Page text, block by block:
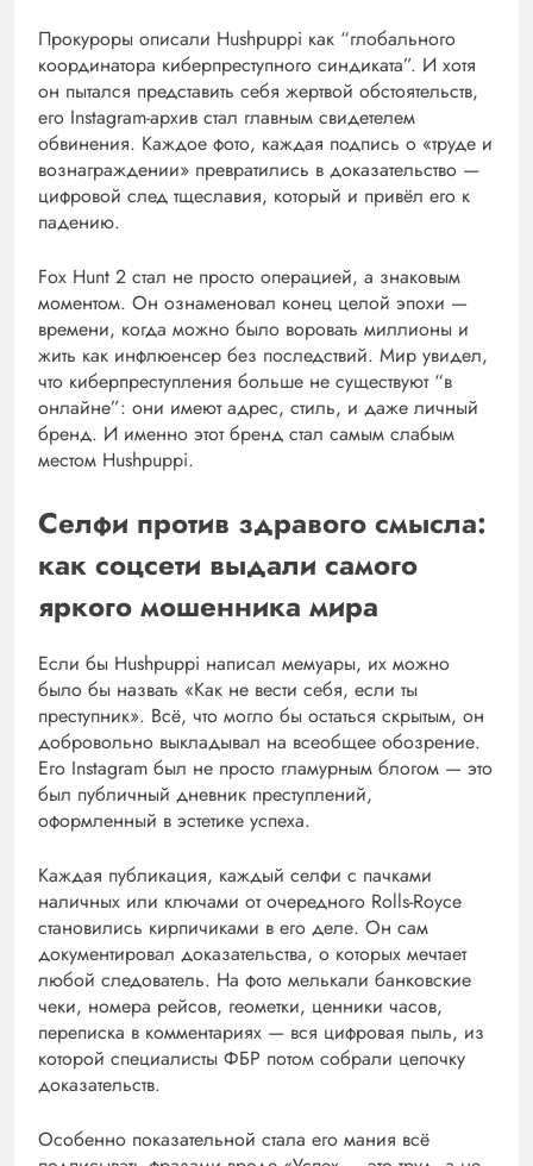
Прокуроры описали Hushpuppi как “глобального
координатора киберпреступного синдиката”. И хотя
он пытался представить себя жертвой обстоятельств,
его Instagram-архив стал главным свидетелем
обвинения. Каждое фото, каждая подпись о «труде и
вознаграждении» превратились в доказательство —
цифровой след тщеславия, который и привёл его к
падению.
Fox Hunt 2 стал не просто операцией, а знаковым
моментом. Он ознаменовал конец целой эпохи —
времени, когда можно было воровать миллионы и
жить как инфлюенсер без последствий. Мир увидел,
что киберпреступления больше не существуют “в
онлайне”: они имеют адрес, стиль, и даже личный
бренд. И именно этот бренд стал самым слабым
местом Hushpuppi.
Селфи против здравого смысла:
как соцсети выдали самого
яркого мошенника мира
Если бы Hushpuppi написал мемуары, их можно
было бы назвать «Как не вести себя, если ты
преступник». Всё, что могло бы остаться скрытым, он
добровольно выкладывал на всеобщее обозрение.
Его Instagram был не просто гламурным блогом — это
был публичный дневник преступлений,
оформленный в эстетике успеха.
Каждая публикация, каждый селфи с пачками
наличных или ключами от очередного Rolls-Royce
становились кирпичиками в его деле. Он сам
документировал доказательства, о которых мечтает
любой следователь. На фото мелькали банковские
чеки, номера рейсов, геометки, ценники часов,
переписка в комментариях — вся цифровая пыль, из
которой специалисты ФБР потом собрали цепочку
доказательств.
Особенно показательной стала его мания всё